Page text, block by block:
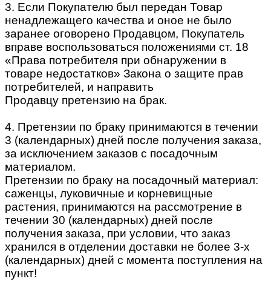
3. Если Покупателю был передан Товар
ненадлежащего качества и оное не было
заранее оговорено Продавцом, Покупатель
вправе воспользоваться положениями ст. 18
«Права потребителя при обнаружении в
товаре недостатков» Закона о защите прав
потребителей, и направить
Продавцу претензию на брак.
4. Претензии по браку принимаются в течении
3 (календарных) дней после получения заказа,
за исключением заказов с посадочным
материалом.
Претензии по браку на посадочный материал:
саженцы, луковичные и корневищные
растения, принимаются на рассмотрение в
течении 30 (календарных) дней после
получения заказа, при условии, что заказ
хранился в отделении доставки не более 3-х
(календарных) дней с момента поступления на
пункт!